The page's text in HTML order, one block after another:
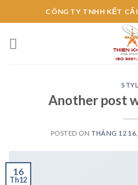
to
content
CÔNG TY TNHH KẾT
Another post
POSTED ONTHÁNG 12
16
Th12